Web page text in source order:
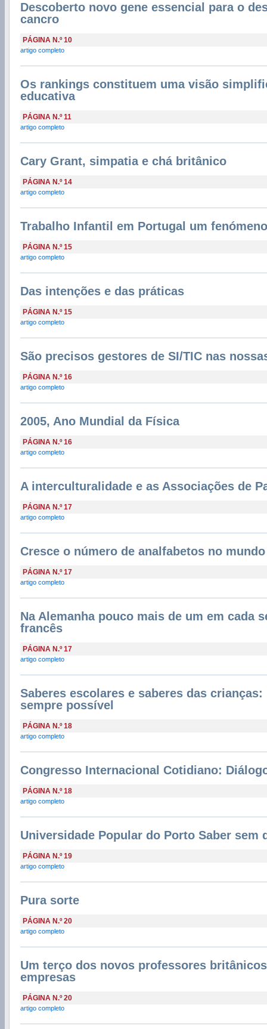
Descoberto novo gene essencial para o
cancro
PÁGINA N.º 10
artigo completo
Os rankings constituem uma visão
educativa
PÁGINA N.º 11
artigo completo
Cary Grant, simpatia e chá britânico
PÁGINA N.º 14
artigo completo
Trabalho Infantil em Portugal um
PÁGINA N.º 15
artigo completo
Das intenções e das práticas
PÁGINA N.º 15
artigo completo
São precisos gestores de SI/TIC nas
PÁGINA N.º 16
artigo completo
2005, Ano Mundial da Física
PÁGINA N.º 16
artigo completo
A interculturalidade e as Associações de
PÁGINA N.º 17
artigo completo
Cresce o número de analfabetos no
PÁGINA N.º 17
artigo completo
Na Alemanha pouco mais de um em cada
francês
PÁGINA N.º 17
artigo completo
Saberes escolares e saberes das
sempre possível
PÁGINA N.º 18
artigo completo
Congresso Internacional Cotidiano:
PÁGINA N.º 18
artigo completo
Universidade Popular do Porto Saber sem
PÁGINA N.º 19
artigo completo
Pura sorte
PÁGINA N.º 20
artigo completo
Um terço dos novos professores
empresas
PÁGINA N.º 20
artigo completo